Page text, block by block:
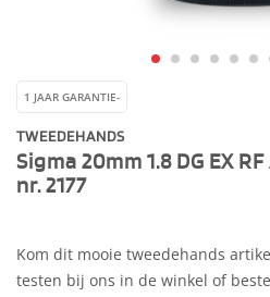
1 JAAR GARANTIE-
TWEEDEHANDS
Sigma 20mm 1.8 DG EX
nr. 2177
Kom dit mooie tweedehands
testen bij ons in de winkel of